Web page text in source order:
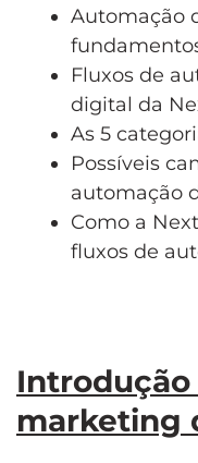
Automação
Fluxos de
digital da
As 5
Possíveis
automação
Como a
fluxos de
Introdução
marketing